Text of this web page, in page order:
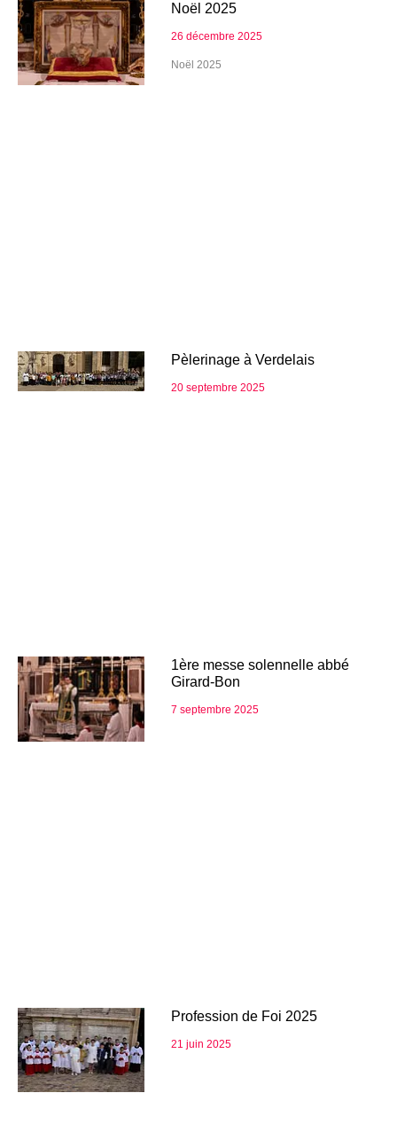
Noël 2025
26 décembre 2025
Noël 2025
Pèlerinage à Verdelais
20 septembre 2025
1ère messe solennelle abbé
Girard-Bon
7 septembre 2025
Profession de Foi 2025
21 juin 2025